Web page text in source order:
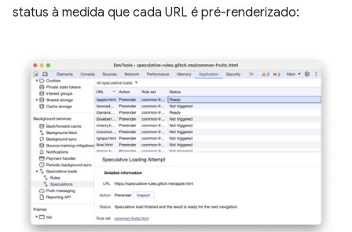
status à medida que cada URL é pré-renderizado: